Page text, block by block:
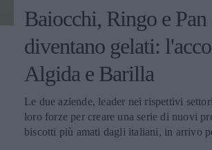
Baiocchi, Ringo e
diventano gelati:
Algida e Barilla
Le due aziende, leader nei rispettivi
loro forze per creare una serie di nuovi
biscotti più amati dagli italiani, in arrivo